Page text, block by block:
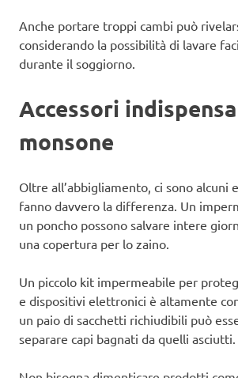
Anche portare troppi cambi può
considerando la possibilità di lavare
durante il soggiorno.
Accessori
monsone
Oltre all’abbigliamento, ci sono alcuni
fanno davvero la differenza. Un
un poncho possono salvare intere
una copertura per lo zaino.
Un piccolo kit impermeabile per
e dispositivi elettronici è altamente
un paio di sacchetti richiudibili può
separare capi bagnati da quelli asciutti.